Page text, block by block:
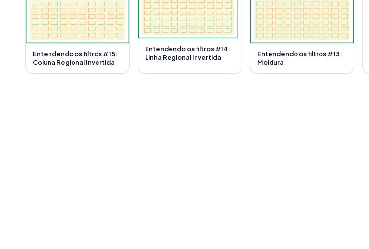
Entendendo os filtros #15:
Coluna Regional Invertida
Entendendo os filtros #14:
Linha Regional Invertida
Entendendo os filtros #13:
Moldura